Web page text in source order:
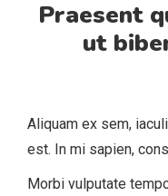
Praesent
ut
Aliquam ex sem,
est. In mi sapien,
Morbi vulputate